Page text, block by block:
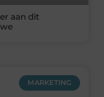
aan dit
MARKETING